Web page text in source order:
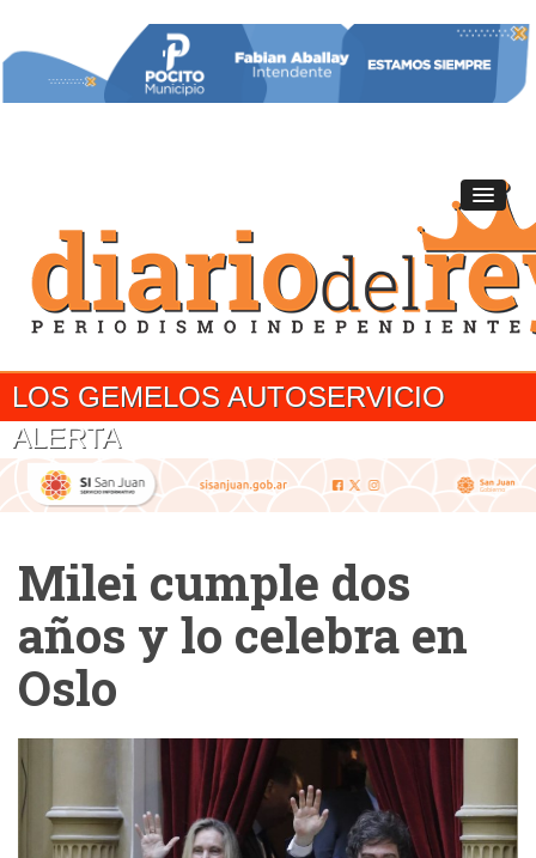
LOS GEMELOS AUTOSERVICIO
ALERTA
Milei cumple dos
años y lo celebra en
Oslo